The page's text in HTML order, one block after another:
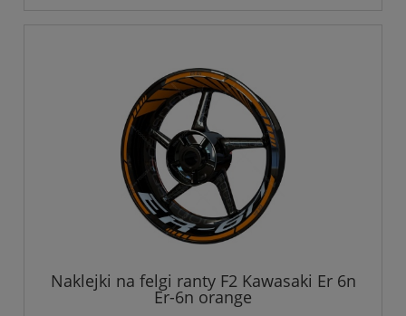
Naklejki na felgi ranty F2 Kawasaki Er 6n
Er-6n orange